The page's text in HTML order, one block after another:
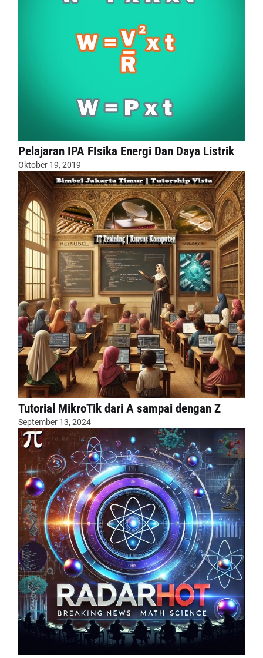
Pelajaran IPA FIsika Energi Dan Daya Listrik
Oktober 19, 2019
Tutorial MikroTik dari A sampai dengan Z
September 13, 2024